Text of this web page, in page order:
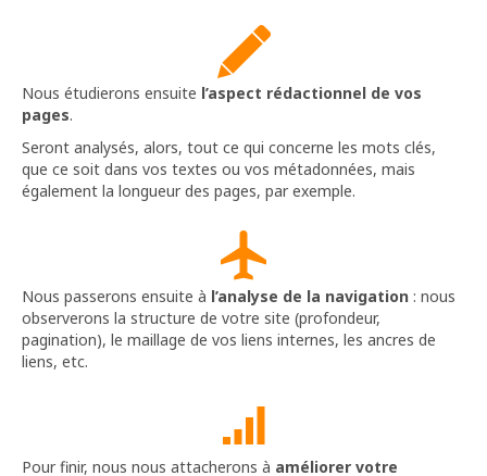
Nous étudierons ensuite l’aspect rédactionnel de vos
pages.
Seront analysés, alors, tout ce qui concerne les mots clés,
que ce soit dans vos textes ou vos métadonnées, mais
également la longueur des pages, par exemple.
Nous passerons ensuite à l’analyse de la navigation : nous
observerons la structure de votre site (profondeur,
pagination), le maillage de vos liens internes, les ancres de
liens, etc.
Pour finir, nous nous attacherons à améliorer votre